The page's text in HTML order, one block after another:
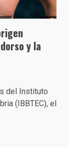
y la
del Instituto
(IBBTEC), el